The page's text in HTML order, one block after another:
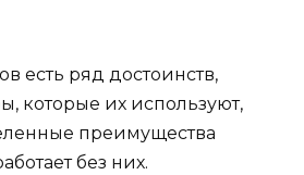
есть ряд достоинств,
которые их используют,
преимущества
без них.